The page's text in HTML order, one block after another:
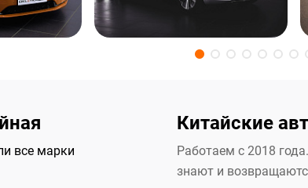
все марки
Китайские
Работаем с 2018
знают и